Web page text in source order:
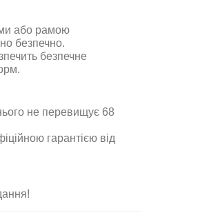
або рамою
безпечно.
безпечне
не перевищує 68
гарантією від